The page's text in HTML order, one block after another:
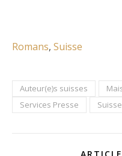
Romans, Suisse
Auteur(e)s suisses
Services Presse
Suisse